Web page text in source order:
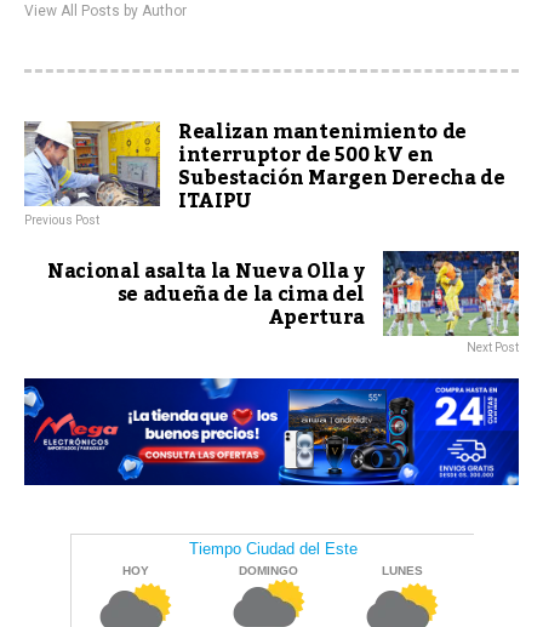
View All Posts by Author
Realizan mantenimiento de
interruptor de 500 kV en
Subestación Margen Derecha de
ITAIPU
Previous Post
Nacional asalta la Nueva Olla y
se adueña de la cima del
Apertura
Next Post